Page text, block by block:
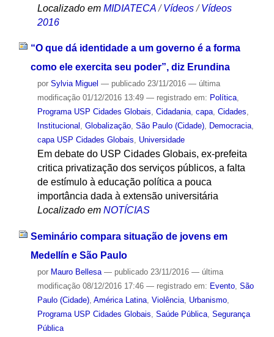
Localizado em MIDIATECA /Vídeos /Vídeos
2016
“O que dá identidade a um governo é a forma
como ele exercita seu poder”, diz Erundina
por Sylvia Miguel — publicado23/11/2016 — última
modificação01/12/2016 13:49 — registrado em: Política,
Programa USP Cidades Globais, Cidadania, capa, Cidades,
Institucional , Globalização, São Paulo (Cidade), Democracia,
capa USP Cidades Globais, Universidade
Em debate do USP Cidades Globais, ex-prefeita
critica privatização dos serviços públicos, a falta
de estímulo à educação política a pouca
importância dada à extensão universitária
Localizado em NOTÍCIAS
Seminário compara situação de jovens em
Medellín e São Paulo
por Mauro Bellesa — publicado23/11/2016 — última
modificação08/12/2016 17:46 — registrado em: Evento, São
Paulo (Cidade), América Latina, Violência, Urbanismo,
Programa USP Cidades Globais, Saúde Pública, Segurança
Pública